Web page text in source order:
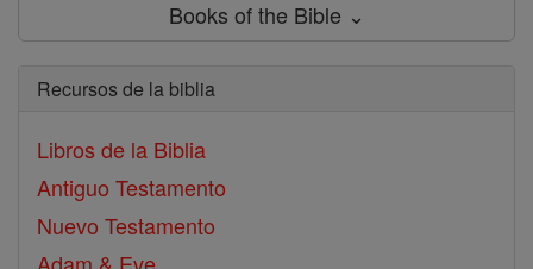
Books of the Bible ⌄
Recursos de la biblia
Libros de la Biblia
Antiguo Testamento
Nuevo Testamento